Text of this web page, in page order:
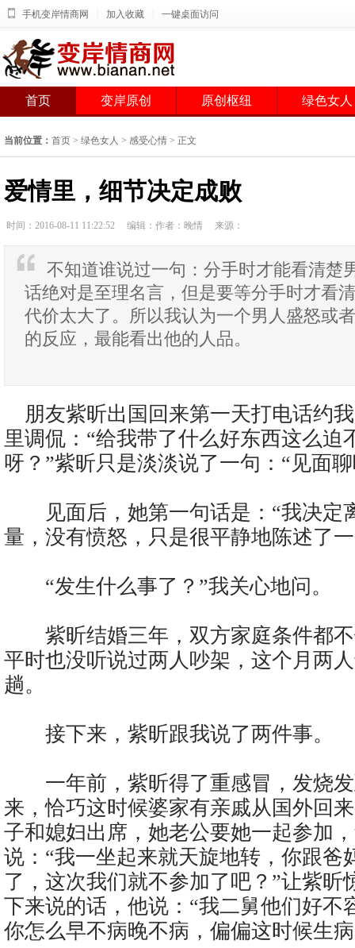
手机变岸情商网 加入收藏 一键桌面访问
首页 变岸原创 原创枢纽 绿色女人
当前位置： 首页 > 绿色女人 > 感受心情 > 正文
爱情里，细节决定成败
时间：2016-08-11 11:22:52 编辑：作者：晚情 来源：
不知道谁说过一句：分手时才能看清楚
话绝对是至理名言，但是要等分手时才看
代价太大了。所以我认为一个男人盛怒或
的反应，最能看出他的人品。
朋友紫昕出国回来第一天打电话约
里调侃：“给我带了什么好东西这么迫
呀？”紫昕只是淡淡说了一句：“见面
见面后，她第一句话是：“我决定
量，没有愤怒，只是很平静地陈述了
“发生什么事了？”我关心地问。
紫昕结婚三年，双方家庭条件都不
平时也没听说过两人吵架，这个月两
趟。
接下来，紫昕跟我说了两件事。
一年前，紫昕得了重感冒，发烧发
来，恰巧这时候婆家有亲戚从国外回
子和媳妇出席，她老公要她一起参加
说：“我一坐起来就天旋地转，你跟爸
了，这次我们就不参加了吧？”让紫昕
下来说的话，他说：“我二舅他们好不
你怎么早不病晚不病，偏偏这时候生